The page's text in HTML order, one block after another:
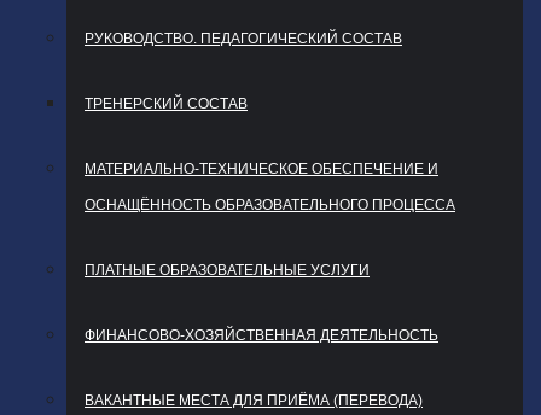
РУКОВОДСТВО. ПЕДАГОГИЧЕСКИЙ СОСТАВ
ТРЕНЕРСКИЙ СОСТАВ
МАТЕРИАЛЬНО-ТЕХНИЧЕСКОЕ ОБЕСПЕЧЕНИЕ И
ОСНАЩЁННОСТЬ ОБРАЗОВАТЕЛЬНОГО ПРОЦЕССА
ПЛАТНЫЕ ОБРАЗОВАТЕЛЬНЫЕ УСЛУГИ
ФИНАНСОВО-ХОЗЯЙСТВЕННАЯ ДЕЯТЕЛЬНОСТЬ
ВАКАНТНЫЕ МЕСТА ДЛЯ ПРИЁМА (ПЕРЕВОДА)